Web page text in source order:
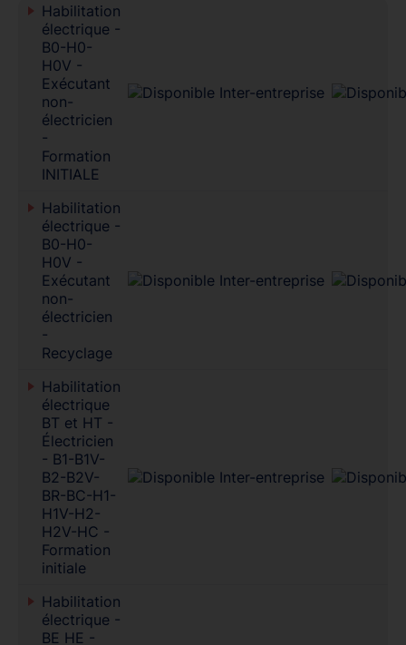
Habilitation
électrique -
B0-H0-
H0V -
Exécutant
non-
électricien
-
Formation
INITIALE
Habilitation
électrique -
B0-H0-
H0V -
Exécutant
non-
électricien
-
Recyclage
Habilitation
électrique
BT et HT -
Électricien
- B1-B1V-
B2-B2V-
BR-BC-H1-
H1V-H2-
H2V-HC -
Formation
initiale
Habilitation
électrique -
BE HE -